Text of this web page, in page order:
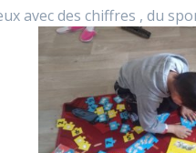
avec des chiffres , du